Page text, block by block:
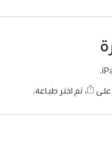
، ثم اختر طباعة.